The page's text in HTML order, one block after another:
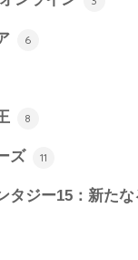
6
8
ズ 11
タジー15：新たな